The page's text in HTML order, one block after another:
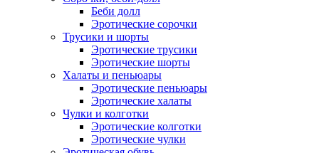
Беби долл
Эротические сорочки
Трусики и шорты
Эротические трусики
Эротические шорты
Халаты и пеньюары
Эротические пеньюары
Эротические халаты
Чулки и колготки
Эротические колготки
Эротические чулки